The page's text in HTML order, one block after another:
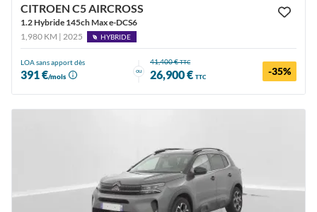
CITROEN C5 AIRCROSS
1.2 Hybride 145ch Max e-DCS6
1,980 KM | 2025
HYBRIDE
LOA sans apport dès
391 €/mois
ou
41,400 €TTC
26,900 € TTC -35%